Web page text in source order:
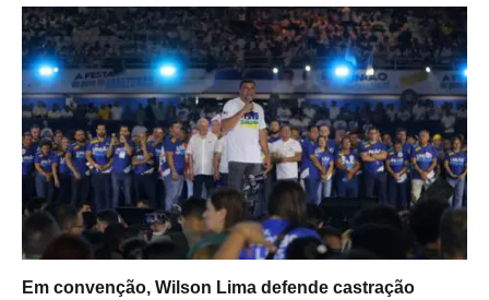
Em convenção, Wilson Lima defende castração